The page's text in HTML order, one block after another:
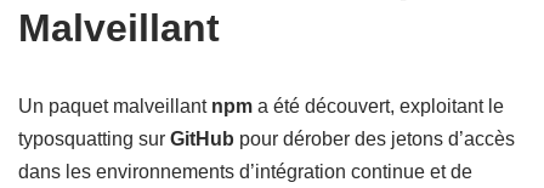
Malveillant
Un paquet malveillant npm a été découvert, exploitant le
typosquatting sur GitHub pour dérober des jetons d’accès
dans les environnements d’intégration continue et de